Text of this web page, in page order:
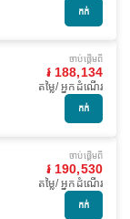
កក់
ចាប់ផ្ដើមពី
៛ 188,134
តម្លៃ/ អ្នកដំណើរ
កក់
ចាប់ផ្ដើមពី
៛ 190,530
តម្លៃ/ អ្នកដំណើរ
កក់